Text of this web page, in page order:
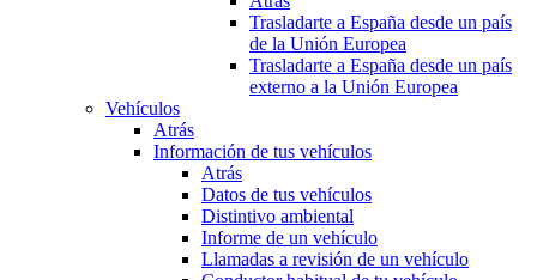
Trasladarte a España desde un país
de la Unión Europea
Trasladarte a España desde un país
externo a la Unión Europea
Vehículos
Atrás
Información de tus vehículos
Atrás
Datos de tus vehículos
Distintivo ambiental
Informe de un vehículo
Llamadas a revisión de un vehículo